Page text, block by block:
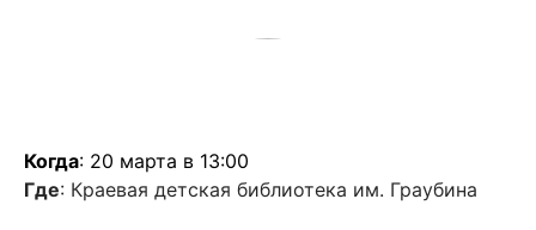
Когда: 20 марта в 13:00
Где: Краевая детская библиотека им. Граубина